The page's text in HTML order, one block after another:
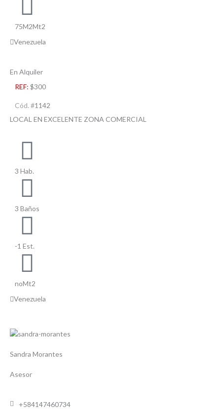
75M2Mt2
Venezuela
En Alquiler
REF: $300
Cód. #1142
LOCAL EN EXCELENTE ZONA COMERCIAL
3 Hab.
3 Baños
-1 Est.
noMt2
Venezuela
Sandra Morantes
Asesor
+584147460734